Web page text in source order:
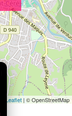
Leaflet | © OpenStreetMap